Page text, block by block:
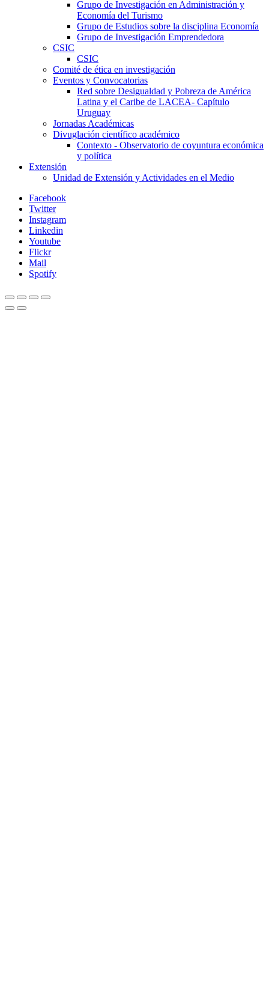
Grupo de Investigación en Administración y
Economía del Turismo
Grupo de Estudios sobre la disciplina Economía
Grupo de Investigación Emprendedora
CSIC
CSIC
Comité de ética en investigación
Eventos y Convocatorias
Red sobre Desigualdad y Pobreza de América
Latina y el Caribe de LACEA- Capítulo
Uruguay
Jornadas Académicas
Divuglación científico académico
Contexto - Observatorio de coyuntura económica
y política
Extensión
Unidad de Extensión y Actividades en el Medio
Facebook
Twitter
Instagram
Linkedin
Youtube
Flickr
Mail
Spotify